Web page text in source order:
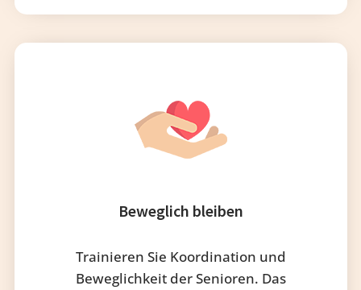
Beweglich bleiben
Trainieren Sie Koordination und
Beweglichkeit der Senioren. Das